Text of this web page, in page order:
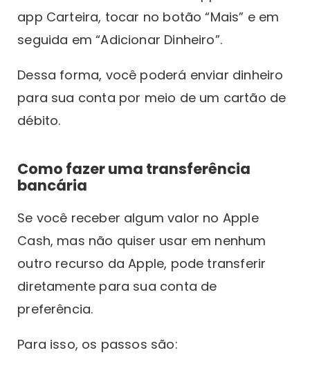
app Carteira, tocar no botão “Mais” e em
seguida em “Adicionar Dinheiro”.
Dessa forma, você poderá enviar dinheiro
para sua conta por meio de um cartão de
débito.
Como fazer uma transferência
bancária
Se você receber algum valor no Apple
Cash, mas não quiser usar em nenhum
outro recurso da Apple, pode transferir
diretamente para sua conta de
preferência.
Para isso, os passos são: